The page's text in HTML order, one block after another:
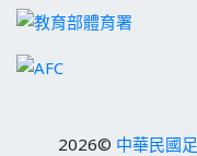
2026© 中華民國